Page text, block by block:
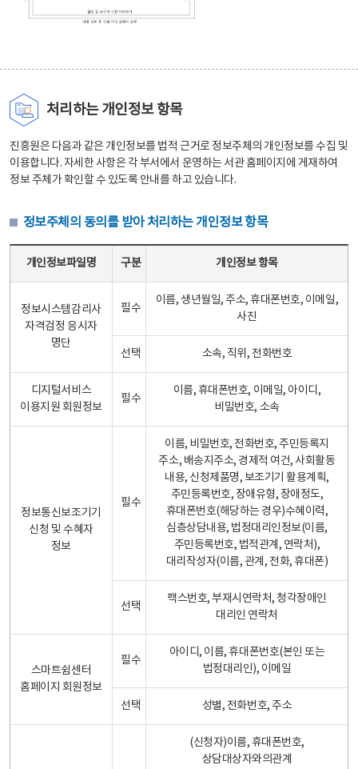
처리하는 개인정보 항목
진흥원은 다음과 같은 개인정보를 법적 근거로 정보주체의 개인정보를 수집 및
이용합니다. 자세한 사항은 각 부서에서 운영하는 서관 홈페이지에 게재하여
정보 주체가 확인할 수 있도록 안내를 하고 있습니다.
정보주체의 동의를 받아 처리하는 개인정보 항목
개인정보파일명 구분 개인정보 항목
정보시스템감리사
자격검정 응시자
명단
필수
이름, 생년월일, 주소, 휴대폰번호, 이메일,
사진
선택 소속, 직위, 전화번호
디지털서비스
이용지원 회원정보
필수
이름, 휴대폰번호, 이메일, 아이디,
비밀번호, 소속
정보통신보조기기
신청 및 수혜자
정보
필수
이름, 비밀번호, 전화번호, 주민등록지
주소, 배송지주소, 경제적 여건, 사회활동
내용, 신청제품명, 보조기기 활용계획,
주민등록번호, 장애유형, 장애정도,
휴대폰번호(해당하는 경우)수혜이력,
심층상담내용, 법정대리인정보(이름,
주민등록번호, 법적관계, 연락처),
대리작성자(이름, 관계, 전화, 휴대폰)
선택
팩스번호, 부재시연락처, 청각장애인
대리인 연락처
스마트쉼센터
홈페이지 회원정보
필수
아이디, 이름, 휴대폰번호(본인 또는
법정대리인), 이메일
선택 성별, 전화번호, 주소
(신청자)이름, 휴대폰번호,
상담대상자와의관계